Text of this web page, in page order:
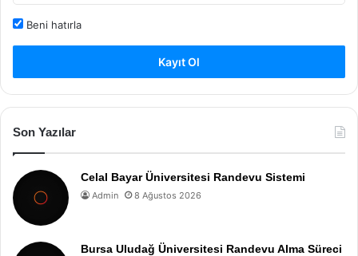
Beni hatırla
Kayıt Ol
Son Yazılar
Celal Bayar Üniversitesi Randevu Sistemi
Admin 8 Ağustos 2026
Bursa Uludağ Üniversitesi Randevu Alma Süreci